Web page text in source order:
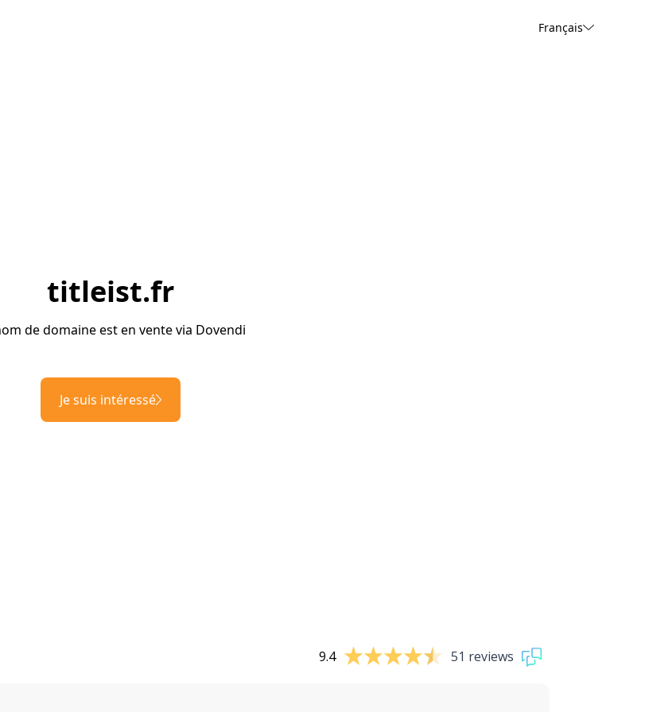
Français
titleist.fr
de domaine est en vente via Dovendi
Je suis intéressé
9.4 51 reviews